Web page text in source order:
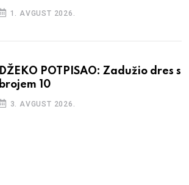
1. AVGUST 2026.
DŽEKO POTPISAO: Zadužio dres s
brojem 10
3. AVGUST 2026.